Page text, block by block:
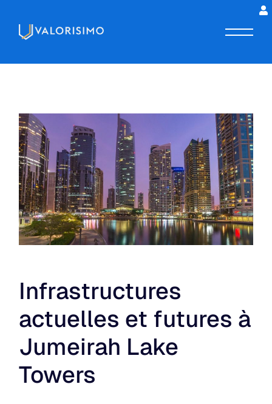
Infrastructures
actuelles et futures à
Jumeirah Lake
Towers